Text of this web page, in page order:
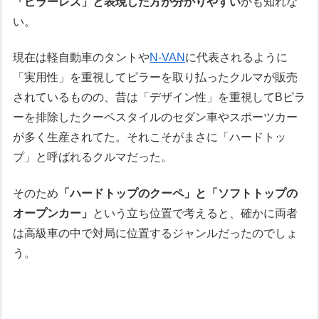
い。
現在は軽自動車のタントやN-VAN に代表されるように
「実用性」を重視してピラーを取り払ったクルマが販売
されているものの、昔は「デザイン性」を重視してBピラ
ーを排除したクーペスタイルのセダン車やスポーツカー
が多く生産されてた。それこそがまさに「ハードトッ
プ」と呼ばれるクルマだった。
そのため 「ハードトップのクーペ」と「ソフトトップの
オープンカー」
という立ち位置で考えると、確かに両者
は高級車の中で対局に位置するジャンルだったのでしょ
う。